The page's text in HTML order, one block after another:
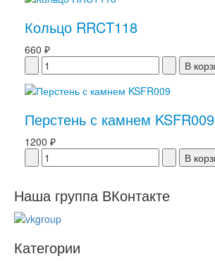
Кольцо RRCT118
660 ₽
Перстень с камнем KSFR009
1200 ₽
Наша группа ВКонтакте
Категории